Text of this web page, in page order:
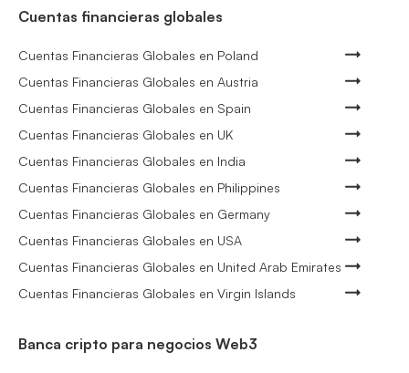
Cuentas financieras globales
Cuentas Financieras Globales en Poland
Cuentas Financieras Globales en Austria
Cuentas Financieras Globales en Spain
Cuentas Financieras Globales en UK
Cuentas Financieras Globales en India
Cuentas Financieras Globales en Philippines
Cuentas Financieras Globales en Germany
Cuentas Financieras Globales en USA
Cuentas Financieras Globales en United Arab Emirates
Cuentas Financieras Globales en Virgin Islands
Banca cripto para negocios Web3